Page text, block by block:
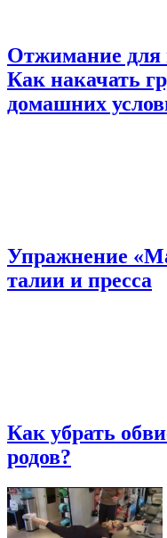
Отжимание для
Как накачать
домашних
Упражнение
талии и пресса
Как убрать
родов?